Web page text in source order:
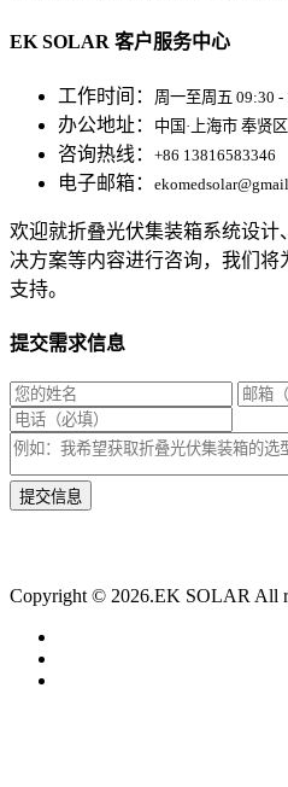
EK SOLAR 客户服务中心
工作时间： 周一至周五 09:30 -
办公地址： 中国·上海市 奉贤区
咨询热线： +86 13816583346
电子邮箱：
欢迎就折叠光伏集装箱系统设
决方案等内容进行咨询，我们
支持。
提交需求信息
Copyright © 2026.EK SOLAR All